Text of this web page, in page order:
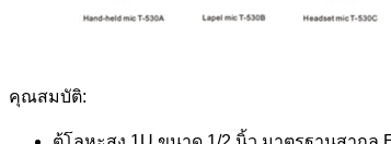
คุณสมบัติ: